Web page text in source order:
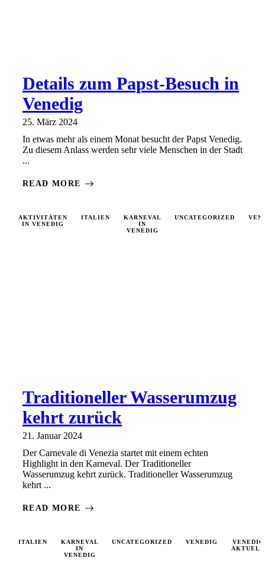
Details zum Papst-Besuch in
Venedig
25. März 2024
In etwas mehr als einem Monat besucht der Papst Venedig.
Zu diesem Anlass werden sehr viele Menschen in der Stadt
...
READ MORE
AKTIVITÄTEN
IN VENEDIG
ITALIEN
KARNEVAL
IN
VENEDIG
UNCATEGORIZED
Traditioneller Wasserumzug
kehrt zurück
21. Januar 2024
Der Carnevale di Venezia startet mit einem echten
Highlight in den Karneval. Der Traditioneller
Wasserumzug kehrt zurück. Traditioneller Wasserumzug
kehrt ...
READ MORE
ITALIEN
KARNEVAL
IN
VENEDIG
UNCATEGORIZED VENEDIG
VENEDIG
AKTUELL